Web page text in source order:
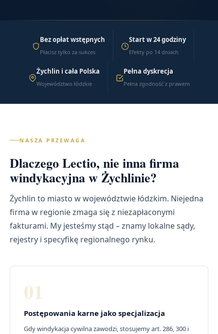
Bez opłat wstępnych
Płacisz tylko za sukces
Start w 24 godziny
Efekty po 14 dniach
Żychlin i cała Polska
Województwo łódzkie
Pełna dyskrecja
Pełna zgodność z prawem
NASZA PRZEWAGA
Dlaczego Lectio, nie inna firma
windykacyjna w Żychlinie?
Żychlin to miasto w województwie łódzkim. Niejedna
firma w regionie zmaga się z niezapłaconymi
fakturami. My jesteśmy stąd – znamy lokalne sądy,
rejestry i specyfikę regionalnego rynku.
01
Postępowania karne jako specjalizacja
Gdy windykacja cywilna zawodzi, stosujemy art. 286, 300 i